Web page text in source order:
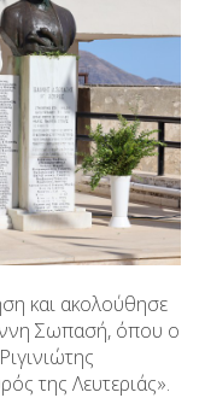
και ακολούθησε
Σωπασή, όπου ο
της Λευτεριάς».